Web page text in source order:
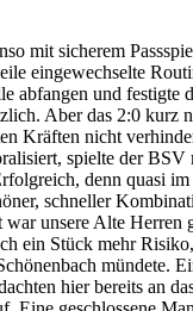
mit sicherem
eingewechselte
abfangen und festigte
Aber das 2:0 kurz
Kräften nicht
spielte der BSV
denn quasi
schneller
war unsere Alte Herren
ein Stück mehr
mündete.
hier bereits an